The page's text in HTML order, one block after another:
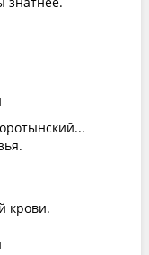
крови.